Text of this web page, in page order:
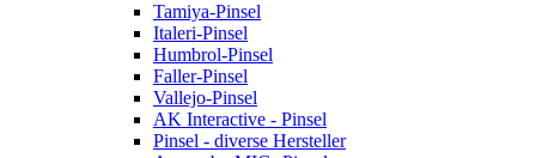
Tamiya-Pinsel
Italeri-Pinsel
Humbrol-Pinsel
Faller-Pinsel
Vallejo-Pinsel
AK Interactive - Pinsel
Pinsel - diverse Hersteller